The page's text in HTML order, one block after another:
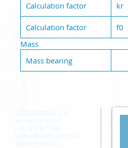
Calculation factor kr
Calculation factor
f0
Mass
Mass bearing
TELEBEARING, S.A.
Tel.: 917670162
Fax.: 917671380
ventas@telebearing.es
Tomás Redondo,